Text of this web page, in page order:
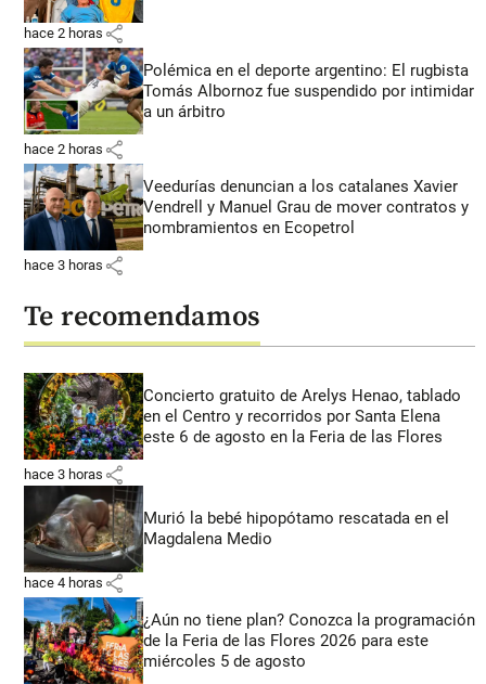
hace 2 horas share
Polémica en el deporte argentino: El rugbista
Tomás Albornoz fue suspendido por intimidar
a un árbitro
hace 2 horas share
Veedurías denuncian a los catalanes Xavier
Vendrell y Manuel Grau de mover contratos y
nombramientos en Ecopetrol
hace 3 horas share
Te recomendamos
Concierto gratuito de Arelys Henao, tablado
en el Centro y recorridos por Santa Elena
este 6 de agosto en la Feria de las Flores
hace 3 horas share
Murió la bebé hipopótamo rescatada en el
Magdalena Medio
hace 4 horas share
¿Aún no tiene plan? Conozca la programación
de la Feria de las Flores 2026 para este
miércoles 5 de agosto